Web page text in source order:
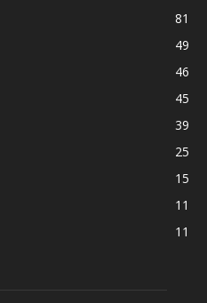
81
49
46
45
39
25
15
11
11